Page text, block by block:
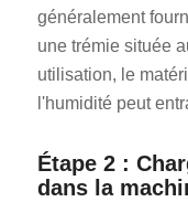
généralement
une trémie située
utilisation, le
l'humidité peut
Étape 2 :
dans la